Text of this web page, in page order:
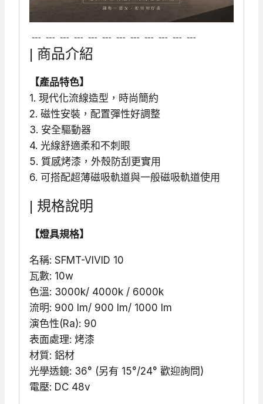
| 商品介紹
【產品特色】
1. 現代化流線造型，時尚簡約
2. 磁性安裝，配置彈性好調整
3. 安全驅動器
4. 光線舒適柔和不刺眼
5. 質感烤漆，外殼防刮更實用
6. 可搭配超薄磁吸軌道與一般磁吸軌道使用
| 規格說明
【燈具規格】
名稱: SFMT-VIVID 10
瓦數: 10w
色溫: 3000k/ 4000k / 6000k
流明: 900 lm/ 900 lm/ 1000 lm
演色性(Ra): 90
表面處理: 烤漆
材質: 鋁材
光學透鏡: 36° (另有 15°/24° 歡迎詢問)
電壓: DC 48v